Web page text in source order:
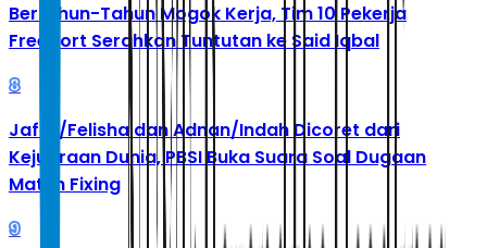
Bertahun-Tahun Mogok Kerja, Tim 10 Pekerja
Freeport Serahkan Tuntutan ke Said Iqbal
8
Jafar/Felisha dan Adnan/Indah Dicoret dari
Kejuaraan Dunia, PBSI Buka Suara Soal Dugaan
Match Fixing
9